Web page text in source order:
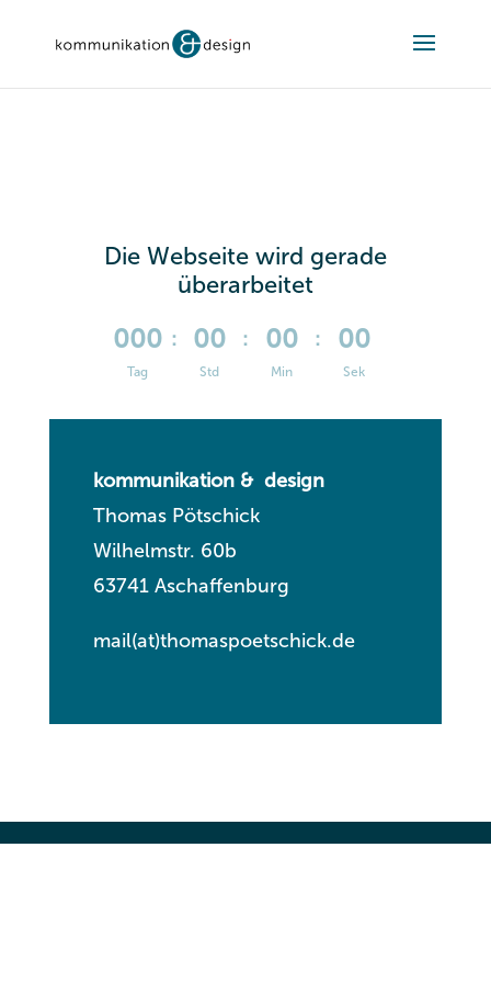
Die Webseite wird gerade
überarbeitet
000
Tag
: 00
Std
: 00
Min
: 00
Sek
kommunikation & design
Thomas Pötschick
Wilhelmstr. 60b
63741 Aschaffenburg
mail(at)thomaspoetschick.de